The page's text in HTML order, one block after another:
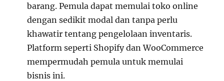
barang. Pemula dapat memulai toko online
dengan sedikit modal dan tanpa perlu
khawatir tentang pengelolaan inventaris.
Platform seperti Shopify dan WooCommerce
mempermudah pemula untuk memulai
bisnis ini.